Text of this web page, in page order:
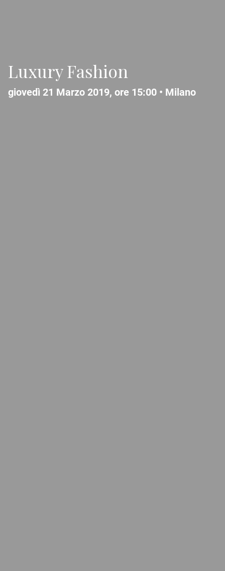
Luxury Fashion
giovedì 21 Marzo 2019, ore 15:00 • Milano